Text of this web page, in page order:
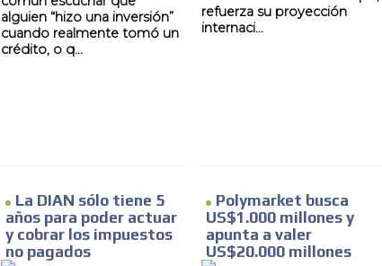
alguien “hizo una inversión”
cuando realmente tomó un
crédito, o q...
refuerza su proyección
internaci...
La DIAN sólo tiene 5
años para poder actuar
y cobrar los impuestos
no pagados
Polymarket busca
US$1.000 millones y
apunta a valer
US$20.000 millones